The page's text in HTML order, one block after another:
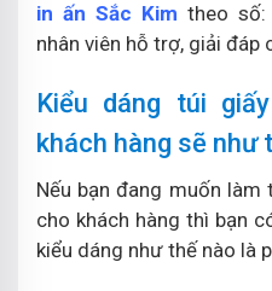
in ấn Sắc Kim theo số:
nhân viên hỗ trợ, giải đáp
Kiểu dáng túi
khách hàng sẽ như
Nếu bạn đang muốn
cho khách hàng thì bạn
kiểu dáng như thế nào là